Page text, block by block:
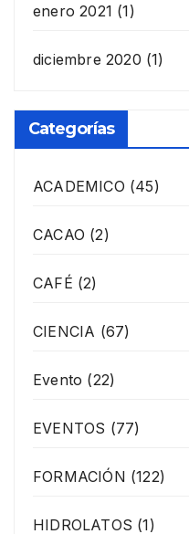
enero 2021 (1)
diciembre 2020 (1)
Categorías
ACADEMICO (45)
CACAO (2)
CAFÉ (2)
CIENCIA (67)
Evento (22)
EVENTOS (77)
FORMACIÓN (122)
HIDROLATOS (1)